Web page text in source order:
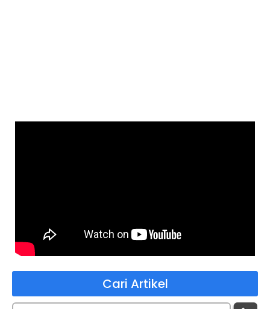
Cari Artikel